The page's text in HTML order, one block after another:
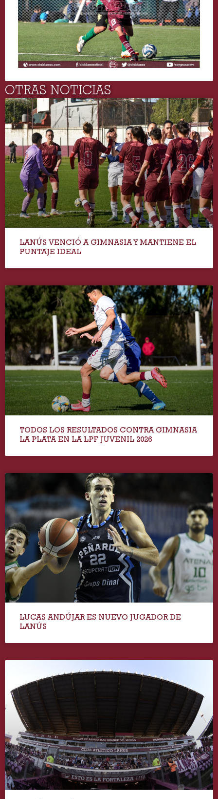
OTRAS NOTICIAS
LANÚS VENCIÓ A GIMNASIA Y MANTIENE EL
PUNTAJE IDEAL
TODOS LOS RESULTADOS CONTRA GIMNASIA
LA PLATA EN LA LPF JUVENIL 2026
LUCAS ANDÚJAR ES NUEVO JUGADOR DE
LANÚS